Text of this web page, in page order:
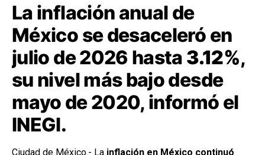
La inflación anual de
México se desaceleró en
julio de 2026 hasta 3.12%,
su nivel más bajo desde
mayo de 2020, informó el
INEGI.
Ciudad de México.- La inflación en México continuó